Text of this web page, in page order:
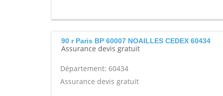
90 r Paris BP 60007 NOAILLES CEDEX 60434
Assurance devis gratuit
Département: 60434
Assurance devis gratuit